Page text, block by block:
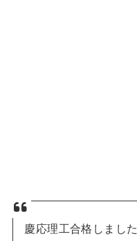
慶応理工合格しまし